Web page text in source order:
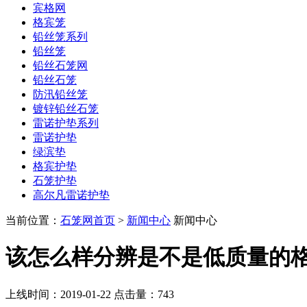
宾格网
格宾笼
铅丝笼系列
铅丝笼
铅丝石笼网
铅丝石笼
防汛铅丝笼
镀锌铅丝石笼
雷诺护垫系列
雷诺护垫
绿滨垫
格宾护垫
石笼护垫
高尔凡雷诺护垫
当前位置： 石笼网首页 > 新闻中心 新闻中心
该怎么样分辨是不是低质量的
上线时间：2019-01-22 点击量： 743